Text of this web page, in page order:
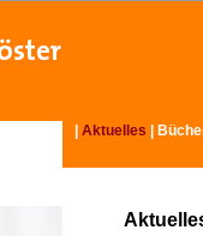
Aktuelles